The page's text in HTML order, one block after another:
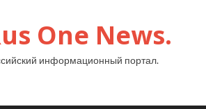
One News.
информационный портал.